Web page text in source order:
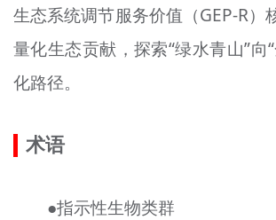
生态系统调节服务价值（GEP-R）
量化生态贡献，探索“绿水青山”向
化路径。
术语
●指示性生物类群